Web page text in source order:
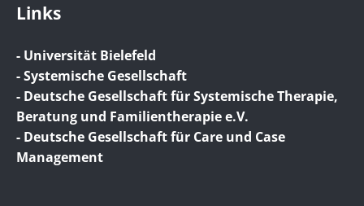
Links
- Universität Bielefeld
- Systemische Gesellschaft
- Deutsche Gesellschaft für Systemische Therapie,
Beratung und Familientherapie e.V.
- Deutsche Gesellschaft für Care und Case
Management